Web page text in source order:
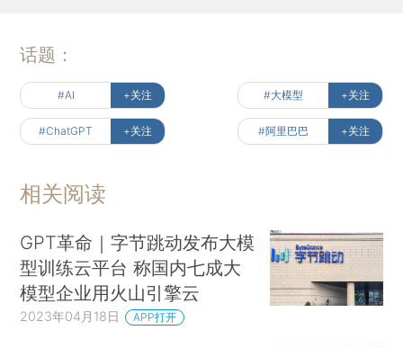
话题：
#AI +关注 #大模型 +关注
#ChatGPT +关注 #阿里巴巴 +关注
相关阅读
GPT革命｜字节跳动发布大模
型训练云平台 称国内七成大
模型企业用火山引擎云
2023年04月18日 APP打开